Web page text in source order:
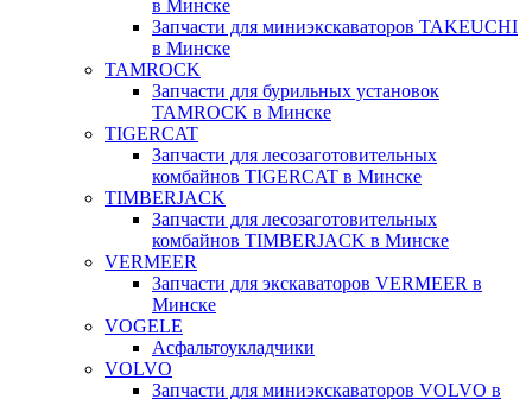
в Минске
Запчасти для миниэкскаваторов TAKEUCHI
в Минске
TAMROCK
Запчасти для бурильных установок
TAMROCK в Минске
TIGERCAT
Запчасти для лесозаготовительных
комбайнов TIGERCAT в Минске
TIMBERJACK
Запчасти для лесозаготовительных
комбайнов TIMBERJACK в Минске
VERMEER
Запчасти для экскаваторов VERMEER в
Минске
VOGELE
Асфальтоукладчики
VOLVO
Запчасти для миниэкскаваторов VOLVO в